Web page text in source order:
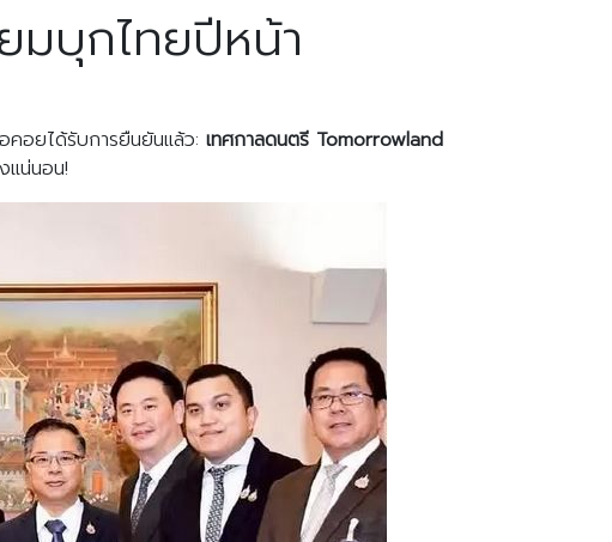
มบุกไทยปีหน้า
คอยได้รับการยืนยันแล้ว: เทศกาลดนตรี Tomorrowland
แน่นอน!